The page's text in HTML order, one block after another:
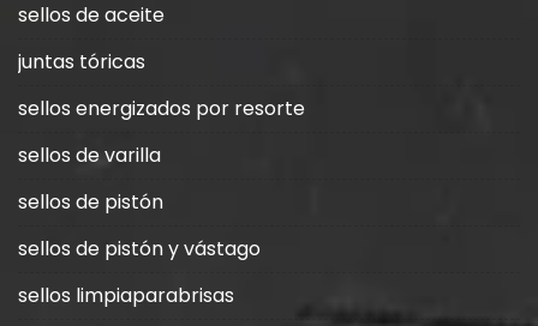
sellos de aceite
juntas tóricas
sellos energizados por resorte
sellos de varilla
sellos de pistón
sellos de pistón y vástago
sellos limpiaparabrisas